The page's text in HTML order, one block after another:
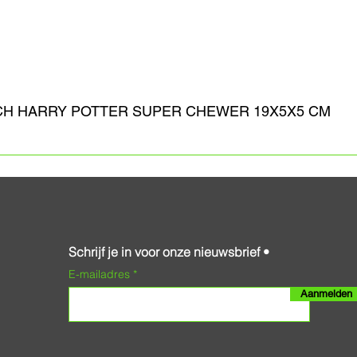
HARRY POTTER SUPER CHEWER 19X5X5 CM
Schrijf je in voor onze nieuwsbrief •
E-mailadres
Aanmelden